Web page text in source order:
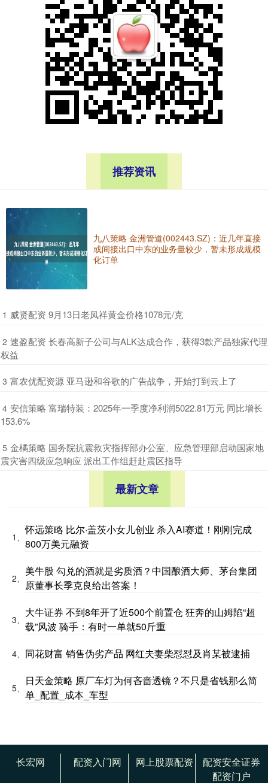
推荐资讯
九八策略 金洲管道(002443.SZ)：近几年直接
或间接出口中东的业务量较少，暂未形成规模
化订单
1 ​威贤配资 9月13日老凤祥黄金价格1078元/克
2 ​速盈配资 长春高新子公司与ALK达成合作，获得3款产品独家代理
权益
3 ​富农优配资源 亚马逊和谷歌的广告战争，开始打到云上了
4 ​安信策略 富瑞特装：2025年一季度净利润5022.81万元 同比增长
153.6%
5 ​金橘策略 国务院抗震救灾指挥部办公室、应急管理部启动国家地
震灾害四级应急响应 派出工作组赶赴震区指导
最新文章
1、
怀远策略 比尔·盖茨小女儿创业 杀入AI赛道！刚刚完成
800万美元融资
2、
美牛股 勾兑的酒就是劣质酒？中国酿酒大师、茅台集团
原董事长季克良给出答案！
3、
大牛证券 不到8年开了近500个前置仓 狂奔的山姆陷“超
载”风波 骑手：有时一单就50斤重
4、 同花财富 销售伪劣产品 网红夫妻柴怼怼及肖某被逮捕
5、
日天金策略 原厂车灯为何吝啬透镜？不只是省钱那么简
单_配置_成本_车型
长宏网 配资入门网 网上股票配资
配资安全证券
配资门户